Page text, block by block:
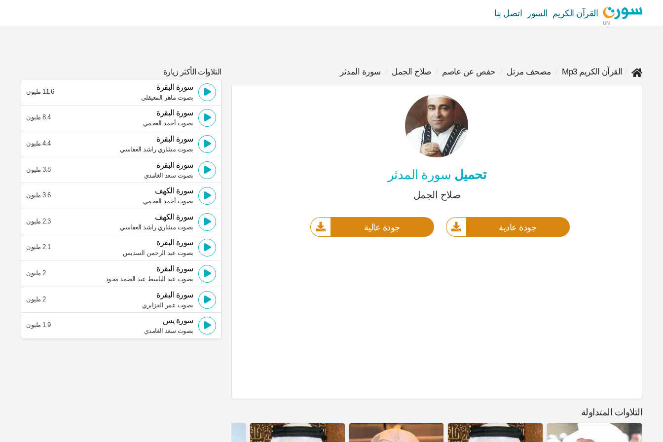
UN
القرآن الكريم السور اتصل بنا
القرآن الكريم Mp3 مصحف مرتل حفص عن عاصم صلاح الجمل سورة المدثر
تحميل سورة المدثر
صلاح الجمل
جودة عادية جودة عالية
التلاوات المتداولة
التلاوات الأكثر زيارة
سورة البقرة
بصوت ماهر المعيقلي
11.6 مليون
سورة البقرة
بصوت أحمد العجمي
8.4 مليون
سورة البقرة
بصوت مشاري راشد العفاسي
4.4 مليون
سورة البقرة
بصوت سعد الغامدي
3.8 مليون
سورة الكهف
بصوت أحمد العجمي
3.6 مليون
سورة الكهف
بصوت مشاري راشد العفاسي
2.3 مليون
سورة البقرة
بصوت عبد الرحمن السديس
2.1 مليون
سورة البقرة
بصوت عبد الباسط عبد الصمد مجود
2 مليون
سورة البقرة
بصوت عمر القزابري
2 مليون
سورة يس
بصوت سعد الغامدي
1.9 مليون